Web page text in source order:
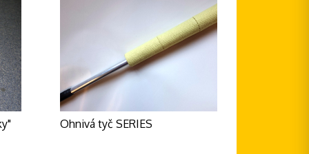
Ohnivá tyč SERIES